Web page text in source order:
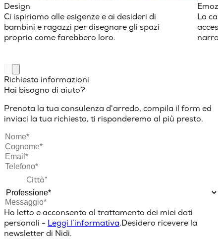
Design
Ci ispiriamo alle esigenze e ai desideri di
bambini e ragazzi per disegnare gli spazi
proprio come farebbero loro.
La
Richiesta informazioni
Hai bisogno di aiuto?
Prenota la tua consulenza d'arredo, compila il form ed
inviaci la tua richiesta, ti risponderemo al più presto.
Ho letto e acconsento al trattamento dei miei dati
personali - Leggi l’informativa.Desidero ricevere la
newsletter di Nidi.